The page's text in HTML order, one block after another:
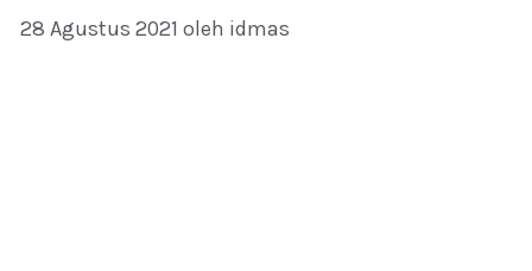
28 Agustus 2021 oleh idmas